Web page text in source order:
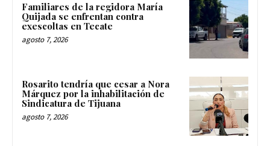
Familiares de la regidora María
Quijada se enfrentan contra
exescoltas en Tecate
agosto 7, 2026
Rosarito tendría que cesar a Nora
Márquez por la inhabilitación de
Sindicatura de Tijuana
agosto 7, 2026